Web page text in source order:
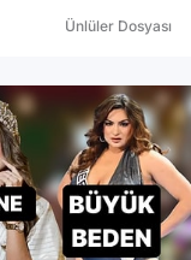
Ünlüler Dosyası